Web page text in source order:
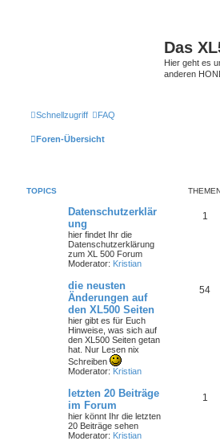
Das
Hier geht es
anderen
Schnellzugriff FAQ
Foren-Übersicht
TOPICS
Datenschutzerklär
ung
hier findet Ihr die
Datenschutzerklärung
zum XL 500 Forum
Moderator: Kristian
1
die neusten
Änderungen auf
den XL500 Seiten
hier gibt es für Euch
Hinweise, was sich auf
den XL500 Seiten getan
hat. Nur Lesen nix
Schreiben
Moderator: Kristian
54
letzten 20 Beiträge
im Forum
hier könnt Ihr die letzten
20 Beiträge sehen
Moderator: Kristian
1